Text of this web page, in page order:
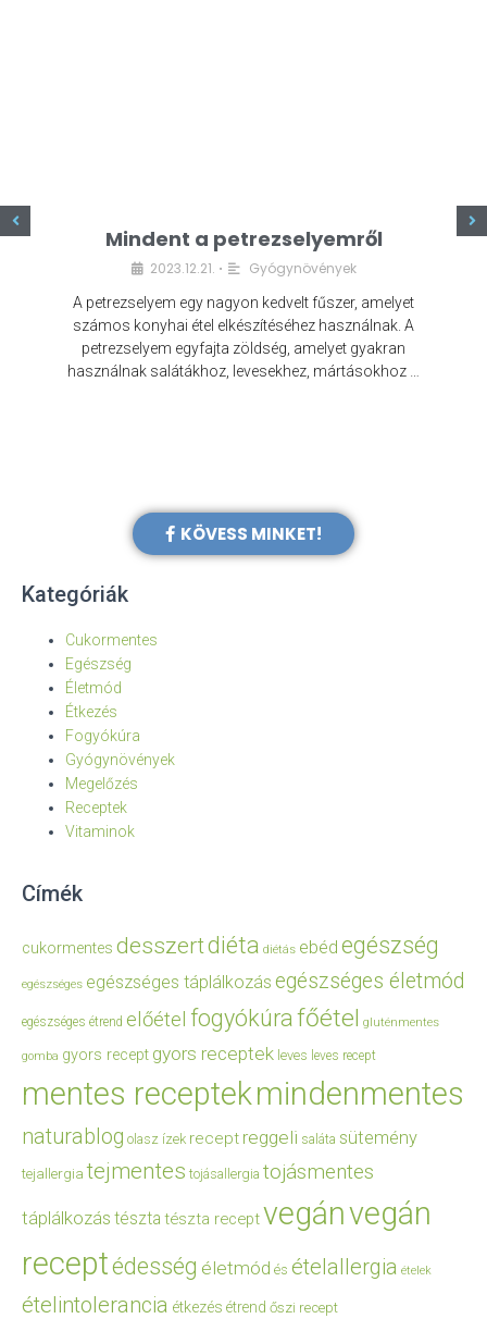
Mindent a petrezselyemről
2023.12.21. • Gyógynövények
A petrezselyem egy nagyon kedvelt fűszer, amelyet
számos konyhai étel elkészítéséhez használnak. A
petrezselyem egyfajta zöldség, amelyet gyakran
használnak salátákhoz, levesekhez, mártásokhoz …
KÖVESS MINKET!
Kategóriák
Cukormentes
Egészség
Életmód
Étkezés
Fogyókúra
Gyógynövények
Megelőzés
Receptek
Vitaminok
Címék
cukormentes desszertdiéta diétás ebéd egészség
egészséges egészséges táplálkozás egészséges életmód
egészséges étrend előétel fogyókúrafőétel gluténmentes
gomba gyors recept gyors receptek leves leves recept
mentes receptekmindenmentes
naturablog olasz ízek recept reggeli saláta sütemény
tejallergia tejmentes tojásallergia tojásmentes
táplálkozás tészta tészta receptvegánvegán
receptédesség életmód és ételallergia ételek
ételintolerancia étkezés étrend őszi recept